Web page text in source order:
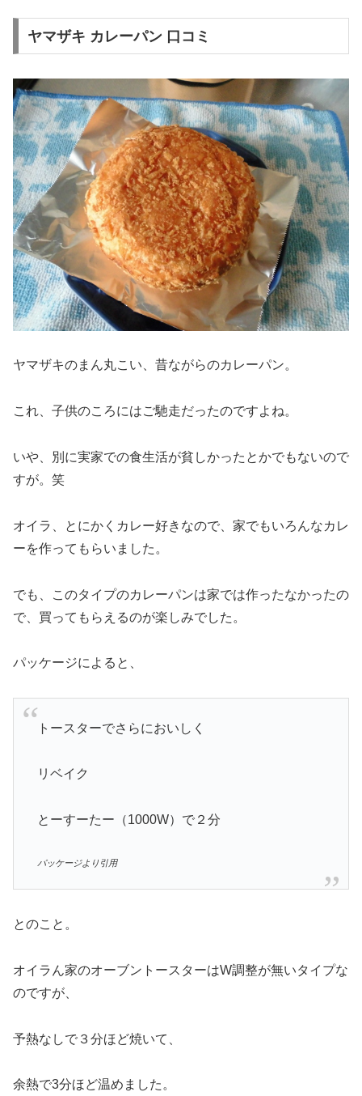
ヤマザキ カレーパン 口コミ
ヤマザキのまん丸こい、昔ながらのカレーパン。
これ、子供のころにはご馳走だったのですよね。
いや、別に実家での食生活が貧しかったとかでもないので
すが。笑
オイラ、とにかくカレー好きなので、家でもいろんなカレ
ーを作ってもらいました。
でも、このタイプのカレーパンは家では作ったなかったの
で、買ってもらえるのが楽しみでした。
パッケージによると、
トースターでさらにおいしく
リベイク
とーすーたー（1000W）で２分
パッケージより引用
とのこと。
オイラん家のオーブントースターはW調整が無いタイプな
のですが、
予熱なしで３分ほど焼いて、
余熱で3分ほど温めました。